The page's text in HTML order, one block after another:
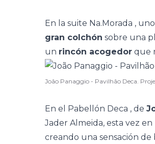
En la suite Na.Morada ,
gran colchón sobre una
un rincón acogedor que
João Panaggio - Pavilhão Deca.
En el Pabellón Deca , de
Jader Almeida, esta vez
creando una sensación de